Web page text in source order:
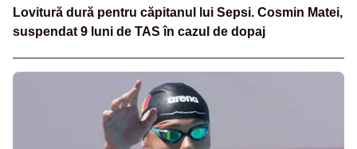
Lovitură dură pentru căpitanul lui Sepsi. Cosmin Matei,
suspendat 9 luni de TAS în cazul de dopaj